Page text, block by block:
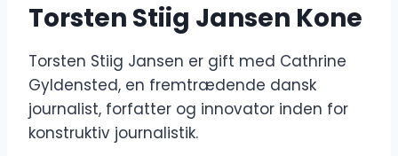
Torsten Stiig Jansen Kone
Torsten Stiig Jansen er gift med Cathrine
Gyldensted, en fremtrædende dansk
journalist, forfatter og innovator inden for
konstruktiv journalistik.